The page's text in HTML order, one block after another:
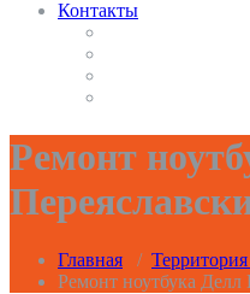
Контакты
Ремонт
Главная /
Ремонт ноутбука Делл